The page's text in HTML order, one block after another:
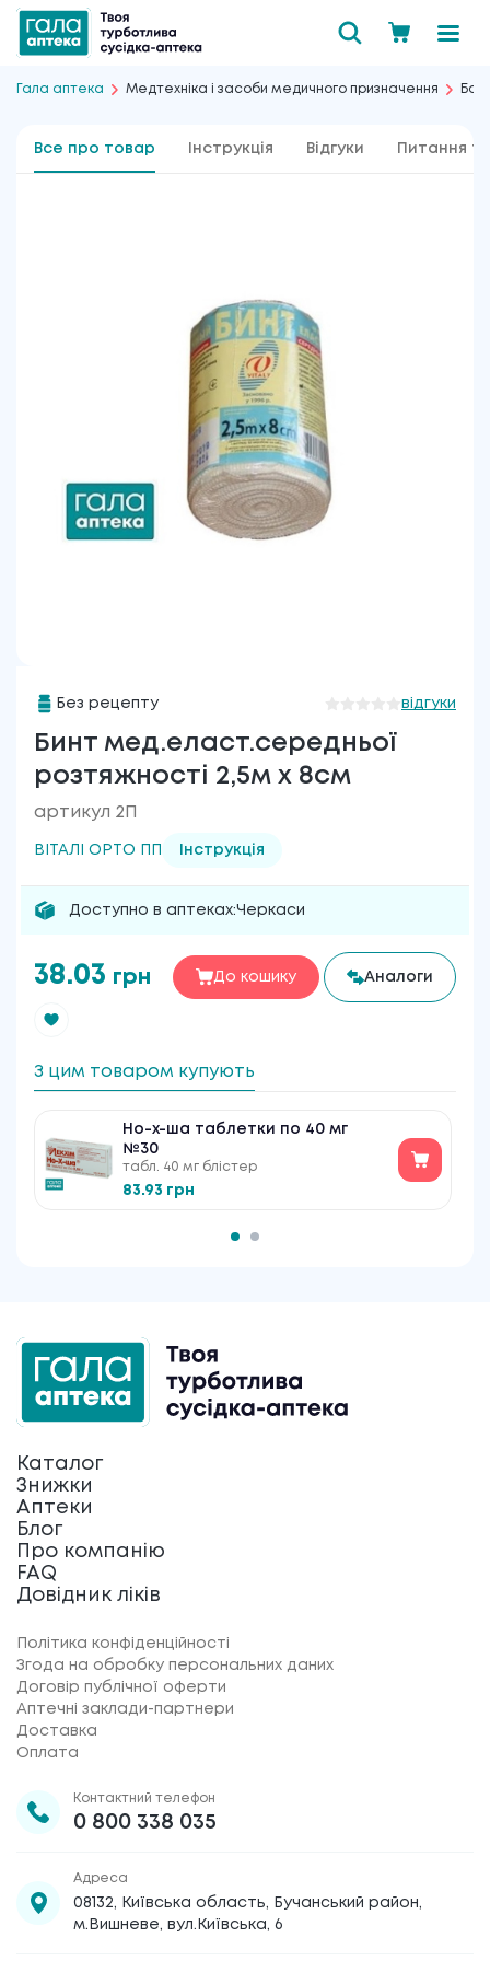
Гала аптека Медтехніка і засоби медичного призначення
Все про товар Інструкція Відгуки Питання та
Без рецепту відгуки
Бинт мед.еласт.середньої
розтяжності 2,5м х 8см
артикул 2П
ВІТАЛІ ОРТО ПП Інструкція
Доступно в аптеках:Черкаси
38.03 грн До кошику Аналоги
З цим товаром купують
Но-х-ша таблетки по 40 мг
№30
табл. 40 мг блістер
83.93 грн
Каталог
Знижки
Аптеки
Блог
Про компанію
FAQ
Довідник ліків
Політика конфіденційності
Згода на обробку персональних даних
Договір публічної оферти
Аптечні заклади-партнери
Доставка
Оплата
Контактний телефон
0 800 338 035
Адреса
08132, Київська область, Бучанський район,
м.Вишневе, вул.Київська, 6